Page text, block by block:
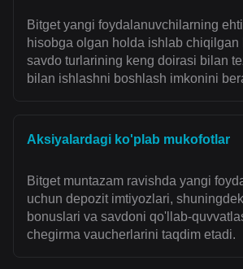
Bitget yangi foydalanuvchilarning
hisobga olgan holda ishlab chiqilgan
savdo turlarining keng doirasi bilan
bilan ishlashni boshlash imkonini
Aksiyalardagi ko'plab mukofotlar
Bitget muntazam ravishda yangi
uchun depozit imtiyozlari,
bonuslari va savdoni qo'llab-
chegirma vaucherlarini taqdim etadi.